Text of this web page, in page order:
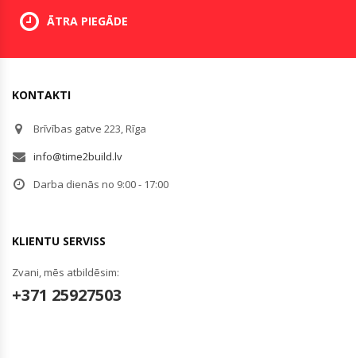
ĀTRA PIEGĀDE
KONTAKTI
Brīvības gatve 223, Rīga
info@time2build.lv
Darba dienās no 9:00 - 17:00
KLIENTU SERVISS
Zvani, mēs atbildēsim:
+371 25927503